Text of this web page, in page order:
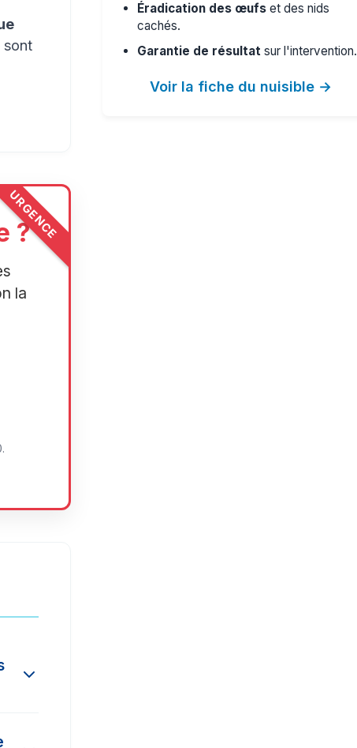
sont
URGENCE
?
la
Éradication des œufs et des nids
cachés.
Garantie de résultat sur l'intervention.
Voir la fiche du nuisible →